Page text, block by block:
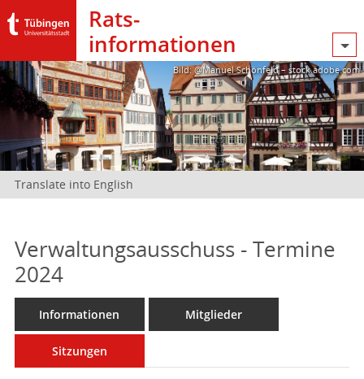
Rats­
informationen
Bild: @Manuel Schönfeld – stock.adobe.com
Translate into English
Verwaltungsausschuss - Termine
2024
Informationen Mitglieder
Sitzungen